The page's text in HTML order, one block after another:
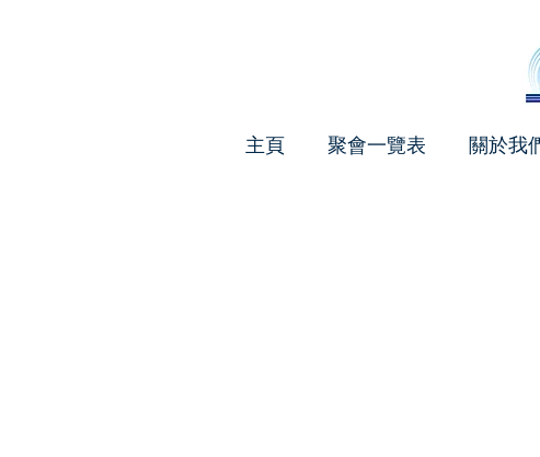
主頁 聚會一覽表 關於我